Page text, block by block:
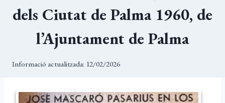
dels Ciutat de Palma 1960, de
l’Ajuntament de Palma
Informació actualitzada: 12/02/2026